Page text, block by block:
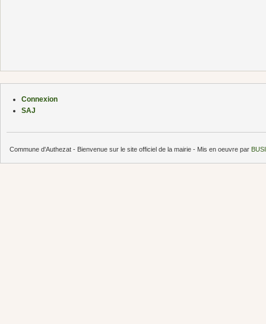
Connexion
SAJ
Commune d'Authezat - Bienvenue sur le site officiel de la mairie - Mis en oeuvre par